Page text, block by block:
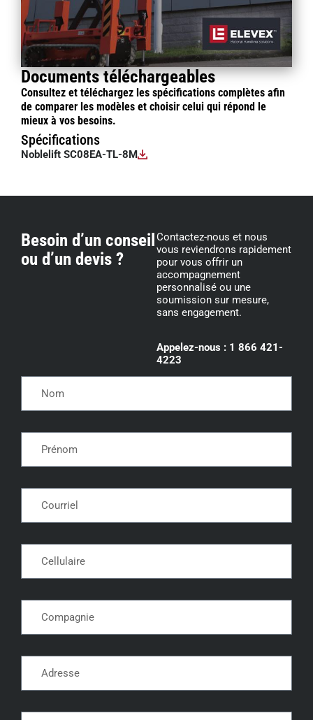
Documents téléchargeables
Consultez et téléchargez les spécifications complètes afin
de comparer les modèles et choisir celui qui répond le
mieux à vos besoins.
Spécifications
Noblelift SC08EA-TL-8M
Besoin d’un conseil
ou d’un devis ?
Contactez-nous et nous
vous reviendrons rapidement
pour vous offrir un
accompagnement
personnalisé ou une
soumission sur mesure,
sans engagement.
Appelez-nous : 1 866 421-
4223